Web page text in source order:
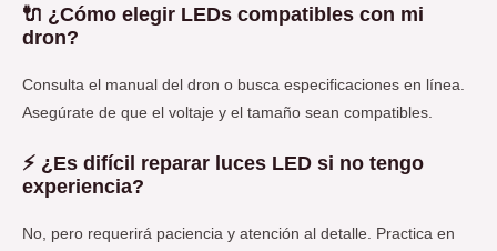
🔌 ¿Cómo elegir LEDs compatibles con mi
dron?
Consulta el manual del dron o busca especificaciones en línea.
Asegúrate de que el voltaje y el tamaño sean compatibles.
⚡ ¿Es difícil reparar luces LED si no tengo
experiencia?
No, pero requerirá paciencia y atención al detalle. Practica en